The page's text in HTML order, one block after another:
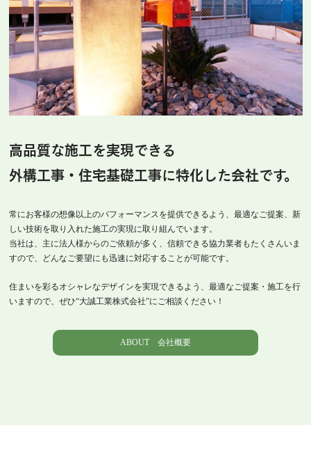
高品質な施工を実現できる
外構工事・住宅基礎工事に特化した会社です。
常にお客様の想像以上のパフォーマンスを提供できるよう、最適なご提案、新
しい技術を取り入れた施工の実現に取り組んでいます。
当社は、主に法人様からのご依頼が多く、信頼できる協力業者もたくさんいま
すので、どんなご要望にも迅速に対応することが可能です。
住まいを彩るオシャレなデザインを実現できるよう、最適なご提案・施工を行
いますので、ぜひ“大誠工業株式会社”にご相談ください！
ABOUT 会社概要